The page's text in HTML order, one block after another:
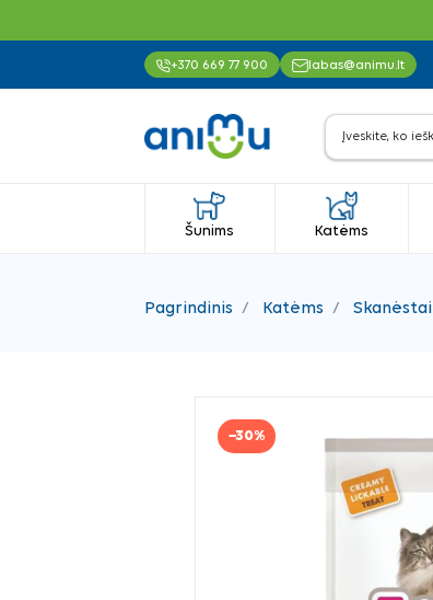
+370 669 77 900 labas@animu.lt
Šunims Katėms
Pagrindinis Katėms Skanėstai
−30%